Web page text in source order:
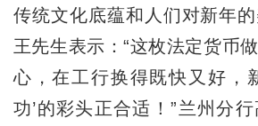
传统文化底蕴和人们对新年
王先生表示：“这枚法定货币
心，在工行换得既快又好，
功’的彩头正合适！”兰州分